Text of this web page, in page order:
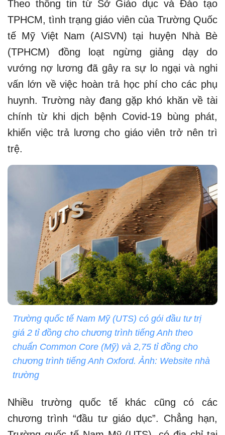
Theo thông tin từ Sở Giáo dục và Đào tạo
TPHCM, tình trạng giáo viên của Trường Quốc
tế Mỹ Việt Nam (AISVN) tại huyện Nhà Bè
(TPHCM) đồng loạt ngừng giảng dạy do
vướng nợ lương đã gây ra sự lo ngại và nghi
vấn lớn về việc hoàn trả học phí cho các phụ
huynh. Trường này đang gặp khó khăn về tài
chính từ khi dịch bệnh Covid-19 bùng phát,
khiến việc trả lương cho giáo viên trở nên trì
trệ.
Trường quốc tế Nam Mỹ (UTS) có gói đầu tư trị
giá 2 tỉ đồng cho chương trình tiếng Anh theo
chuẩn Common Core (Mỹ) và 2,75 tỉ đồng cho
chương trình tiếng Anh Oxford. Ảnh: Website nhà
trường
Nhiều trường quốc tế khác cũng có các
chương trình “đầu tư giáo dục”. Chẳng hạn,